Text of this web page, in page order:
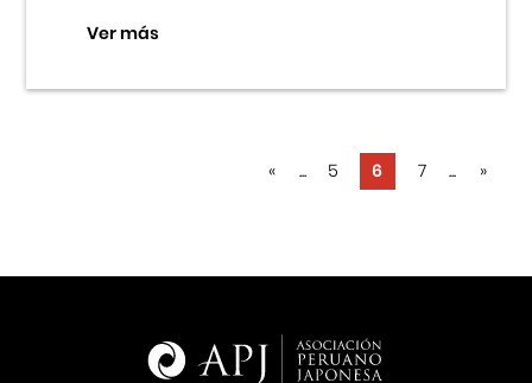
Ver más
« ... 5 6 7 ... »